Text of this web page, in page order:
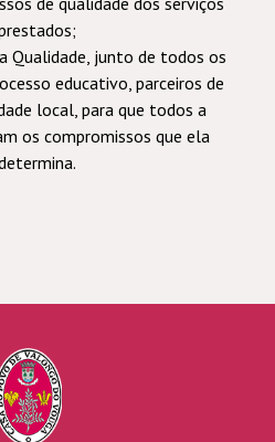
Qualidade, junto de todos os
educativo, parceiros de
local, para que todos a
os compromissos que ela